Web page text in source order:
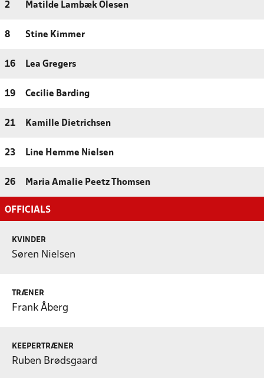
2 Matilde Lambæk Olesen
8 Stine Kimmer
16 Lea Gregers
19 Cecilie Barding
21 Kamille Dietrichsen
23 Line Hemme Nielsen
26 Maria Amalie Peetz Thomsen
OFFICIALS
KVINDER
Søren Nielsen
TRÆNER
Frank Åberg
KEEPERTRÆNER
Ruben Brødsgaard